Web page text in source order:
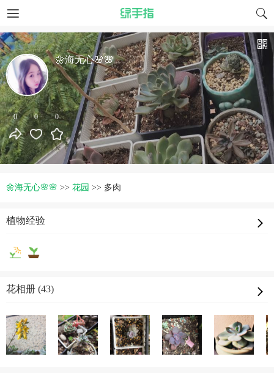
0 0 0
🌼海无心🌸🌸
🌼海无心🌸🌸 >> 花园 >> 多肉
植物经验
花相册 (43)